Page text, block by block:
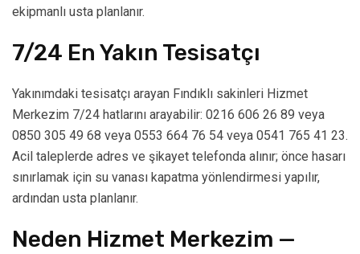
ekipmanlı usta planlanır.
7/24 En Yakın Tesisatçı
Yakınımdaki tesisatçı arayan Fındıklı sakinleri Hizmet
Merkezim 7/24 hatlarını arayabilir: 0216 606 26 89 veya
0850 305 49 68 veya 0553 664 76 54 veya 0541 765 41 23.
Acil taleplerde adres ve şikayet telefonda alınır; önce hasarı
sınırlamak için su vanası kapatma yönlendirmesi yapılır,
ardından usta planlanır.
Neden Hizmet Merkezim —